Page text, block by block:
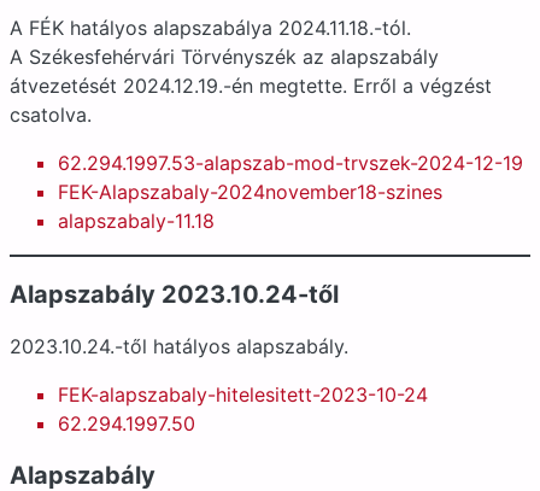
A FÉK hatályos alapszabálya 2024.11.18.-tól.
A Székesfehérvári Törvényszék az alapszabály
átvezetését 2024.12.19.-én megtette. Erről a végzést
csatolva.
62.294.1997.53-alapszab-mod-trvszek-2024-12-19
FEK-Alapszabaly-2024november18-szines
alapszabaly-11.18
Alapszabály 2023.10.24-től
2023.10.24.-től hatályos alapszabály.
FEK-alapszabaly-hitelesitett-2023-10-24
62.294.1997.50
Alapszabály